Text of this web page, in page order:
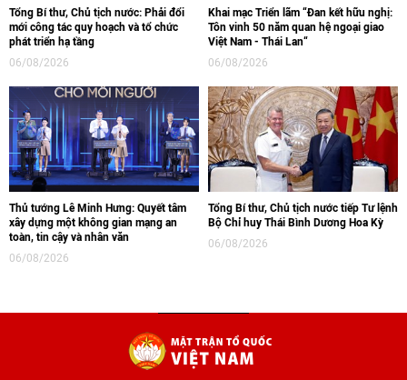
Tổng Bí thư, Chủ tịch nước: Phải đổi
mới công tác quy hoạch và tổ chức
phát triển hạ tầng
06/08/2026
Khai mạc Triển lãm “Đan kết hữu nghị:
Tôn vinh 50 năm quan hệ ngoại giao
Việt Nam - Thái Lan“
06/08/2026
Thủ tướng Lê Minh Hưng: Quyết tâm
xây dựng một không gian mạng an
toàn, tin cậy và nhân văn
06/08/2026
Tổng Bí thư, Chủ tịch nước tiếp Tư lệnh
Bộ Chỉ huy Thái Bình Dương Hoa Kỳ
06/08/2026